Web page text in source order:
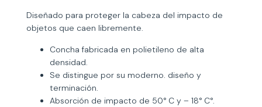
Diseñado para proteger la cabeza del impacto de
objetos que caen libremente.
Concha fabricada en polietileno de alta
densidad.
Se distingue por su moderno. diseño y
terminación.
Absorción de impacto de 50° C y – 18° C°.